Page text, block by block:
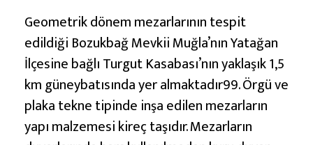
Geometrik dönem mezarlarının tespit
edildiği Bozukbağ Mevkii Muğla’nın Yatağan
İlçesine bağlı Turgut Kasabası’nın yaklaşık 1,5
km güneybatısında yer almaktadır99. Örgü ve
plaka tekne tipinde inşa edilen mezarların
yapı malzemesi kireç taşıdır. Mezarların